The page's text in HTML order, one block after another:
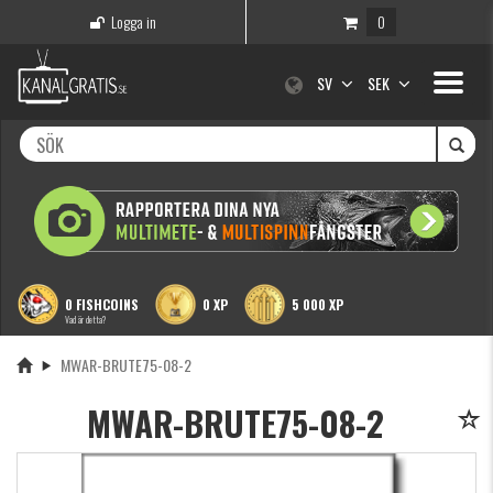
Logga in 0
Toggle
SV SEK
0 FISHCOINS
Vad är detta?
0 XP 5 000 XP
MWAR-BRUTE75-08-2
MWAR-BRUTE75-08-2